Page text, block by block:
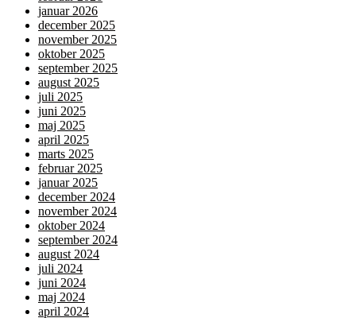
januar 2026
december 2025
november 2025
oktober 2025
september 2025
august 2025
juli 2025
juni 2025
maj 2025
april 2025
marts 2025
februar 2025
januar 2025
december 2024
november 2024
oktober 2024
september 2024
august 2024
juli 2024
juni 2024
maj 2024
april 2024